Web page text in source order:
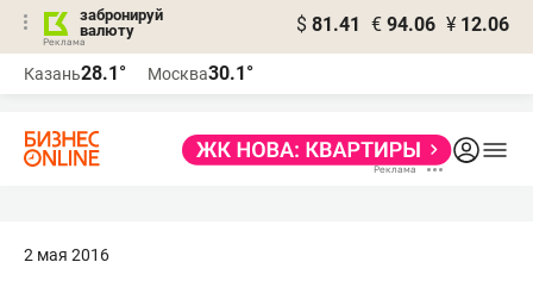
забронируй
валюту
$ 81.41 € 94.06 ¥ 12.06
Казань28.1° Москва30.1°
2 мая 2016